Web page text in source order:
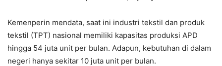
Kemenperin mendata, saat ini industri tekstil dan produk
tekstil (TPT) nasional memiliki kapasitas produksi APD
hingga 54 juta unit per bulan. Adapun, kebutuhan di dalam
negeri hanya sekitar 10 juta unit per bulan.